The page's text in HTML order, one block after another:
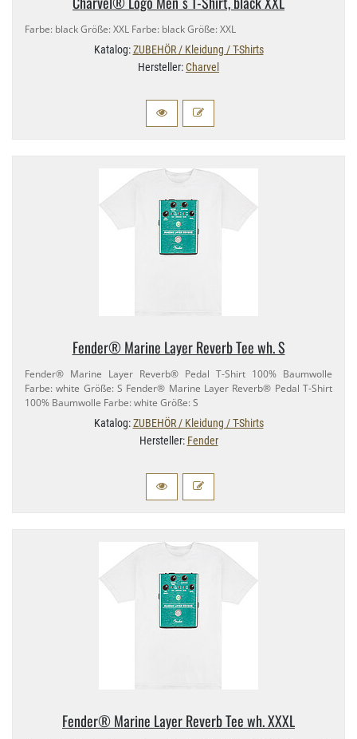
Farbe: black Größe: XXL Farbe: black Größe: XXL
Katalog:ZUBEHÖR / Kleidung / T-Shirts
Hersteller:Charvel
Fender® Marine Layer Reverb Tee wh. S
Fender® Marine Layer Reverb® Pedal T-​Shirt 100% Baumwolle
Farbe: white Größe: S Fender® Marine Layer Reverb® Pedal T-​Shirt
100% Baumwolle Farbe: white Größe: S
Katalog:ZUBEHÖR / Kleidung / T-Shirts
Hersteller: Fender
Fender® Marine Layer Reverb Tee wh. XXXL